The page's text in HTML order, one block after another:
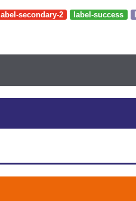
label-secondary-2 label-success